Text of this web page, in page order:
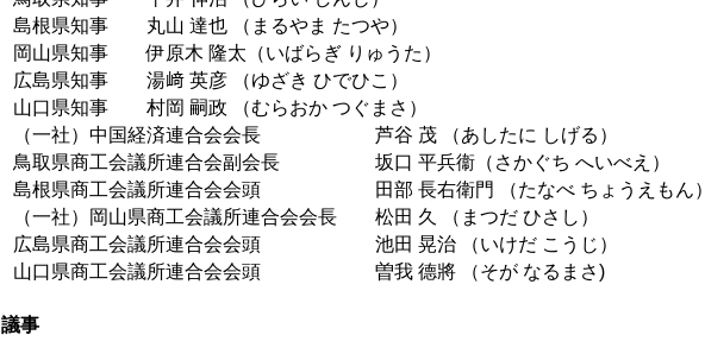
島根県知事 丸山 達也 （まるやま たつや）
岡山県知事 伊原木 隆太（いばらぎ りゅうた）
広島県知事 湯﨑 英彦 （ゆざき ひでひこ）
山口県知事 村岡 嗣政 （むらおか つぐまさ）
（一社）中国経済連合会会長 芦谷 茂 （あしたに しげる）
鳥取県商工会議所連合会副会長 坂口 平兵衞（さかぐち へいべえ）
島根県商工会議所連合会会頭 田部 長右衛門 （たなべ ちょうえもん）
（一社）岡山県商工会議所連合会会長 松田 久 （まつだ ひさし）
広島県商工会議所連合会会頭 池田 晃治 （いけだ こうじ）
山口県商工会議所連合会会頭 曽我 德將 （そが なるまさ)
議事